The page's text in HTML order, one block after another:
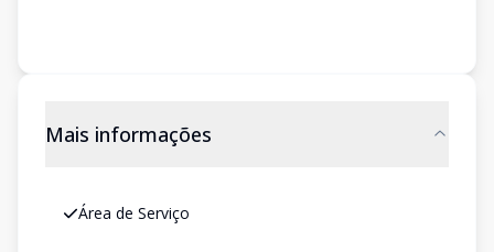
Mais informações
Área de Serviço